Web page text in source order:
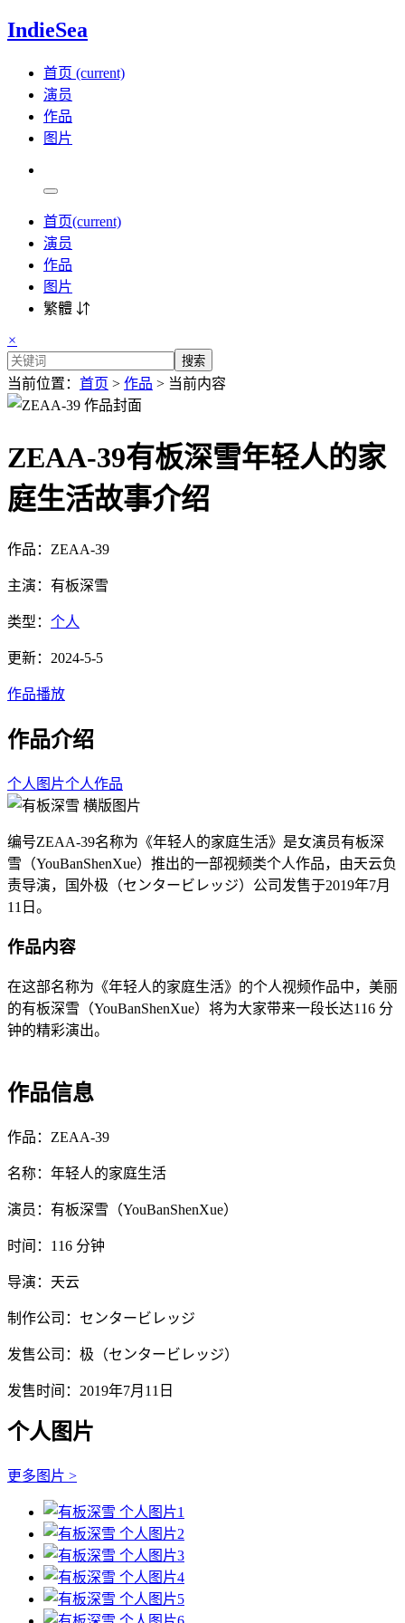
IndieSea
首页 (current)
演员
作品
图片
首页(current)
演员
作品
图片
繁體 ⇵
×
搜索
当前位置： 首页 > 作品 > 当前内容
ZEAA-39有板深雪年轻人的家
庭生活故事介绍
作品：ZEAA-39
主演：有板深雪
类型： 个人
更新：2024-5-5
作品播放
作品介绍
个人图片个人作品
编号ZEAA-39名称为《年轻人的家庭生活》是女演员有板深
雪（YouBanShenXue）推出的一部视频类个人作品，由天云负
责导演，国外极（センタービレッジ）公司发售于2019年7月
11日。
作品内容
在这部名称为《年轻人的家庭生活》的个人视频作品中，美丽
的有板深雪（YouBanShenXue）将为大家带来一段长达116 分
钟的精彩演出。
作品信息
作品：ZEAA-39
名称：年轻人的家庭生活
演员：有板深雪（YouBanShenXue）
时间：116 分钟
导演：天云
制作公司：センタービレッジ
发售公司：极（センタービレッジ）
发售时间：2019年7月11日
个人图片
更多图片 >